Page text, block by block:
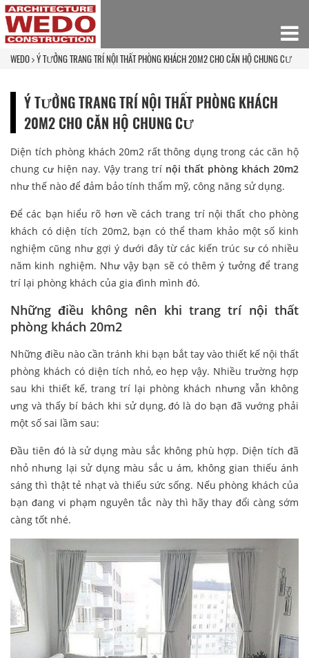
WEDO Ý TƯỞNG TRANG TRÍ NỘI THẤT PHÒNG KHÁCH 20M2 CHO CĂN HỘ CHUNG CƯ
Ý TƯỞNG TRANG TRÍ NỘI THẤT PHÒNG KHÁCH
20M2 CHO CĂN HỘ CHUNG CƯ
Diện tích phòng khách 20m2 rất thông dụng trong các căn hộ
chung cư hiện nay. Vậy trang trí nội thất phòng khách 20m2
như thế nào để đảm bảo tính thẩm mỹ, công năng sử dụng.
Để các bạn hiểu rõ hơn về cách trang trí nội thất cho phòng
khách có diện tích 20m2, bạn có thể tham khảo một số kinh
nghiệm cũng như gợi ý dưới đây từ các kiến trúc sư có nhiều
năm kinh nghiệm. Như vậy bạn sẽ có thêm ý tưởng để trang
trí lại phòng khách của gia đình mình đó.
Những điều không nên khi trang trí nội thất
phòng khách 20m2
Những điều nào cần tránh khi bạn bắt tay vào thiết kế nội thất
phòng khách có diện tích nhỏ, eo hẹp vậy. Nhiều trường hợp
sau khi thiết kế, trang trí lại phòng khách nhưng vẫn không
ưng và thấy bí bách khi sử dụng, đó là do bạn đã vướng phải
một số sai lầm sau:
Đầu tiên đó là sử dụng màu sắc không phù hợp. Diện tích đã
nhỏ nhưng lại sử dụng màu sắc u ám, không gian thiếu ánh
sáng thì thật tẻ nhạt và thiếu sức sống. Nếu phòng khách của
bạn đang vi phạm nguyên tắc này thì hãy thay đổi càng sớm
càng tốt nhé.